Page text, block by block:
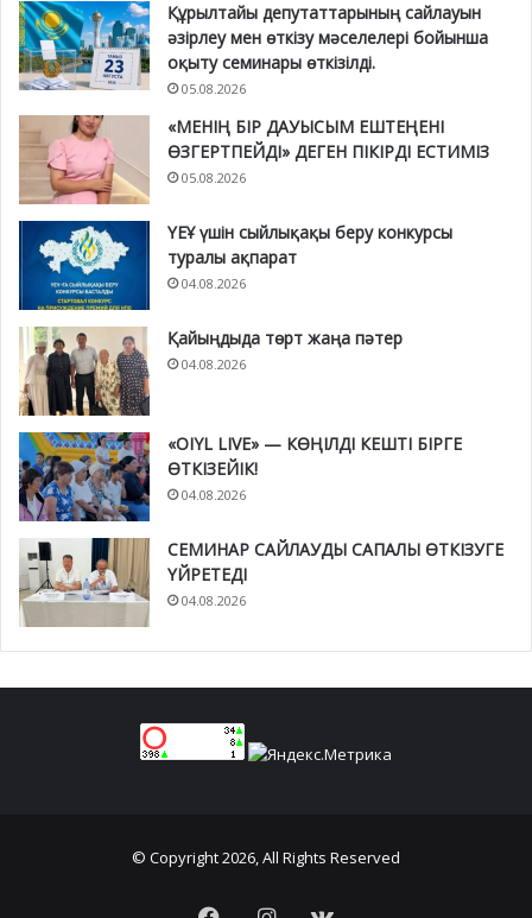
Құрылтайы депутаттарының сайлауын
әзірлеу мен өткізу мәселелері бойынша
оқыту семинары өткізілді.
05.08.2026
«МЕНІҢ БІР ДАУЫСЫМ ЕШТЕҢЕНІ
ӨЗГЕРТПЕЙДІ» ДЕГЕН ПІКІРДІ ЕСТИМІЗ
05.08.2026
ҮЕҰ үшін сыйлықақы беру конкурсы
туралы ақпарат
04.08.2026
Қайыңдыда төрт жаңа пәтер
04.08.2026
«OIYL LIVE» — КӨҢІЛДІ КЕШТІ БІРГЕ
ӨТКІЗЕЙІК!
04.08.2026
СЕМИНАР САЙЛАУДЫ САПАЛЫ ӨТКІЗУГЕ
ҮЙРЕТЕДІ
04.08.2026
© Copyright 2026, All Rights Reserved